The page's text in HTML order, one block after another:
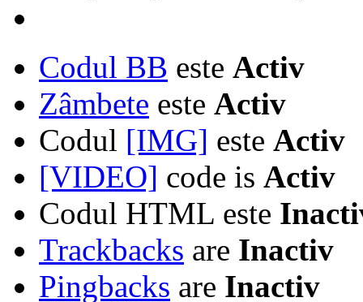
Codul BB este Activ
Zâmbete este Activ
Codul [IMG] este Activ
[VIDEO] code is Activ
Codul HTML este
Trackbacks are Inactiv
Pingbacks are Inactiv